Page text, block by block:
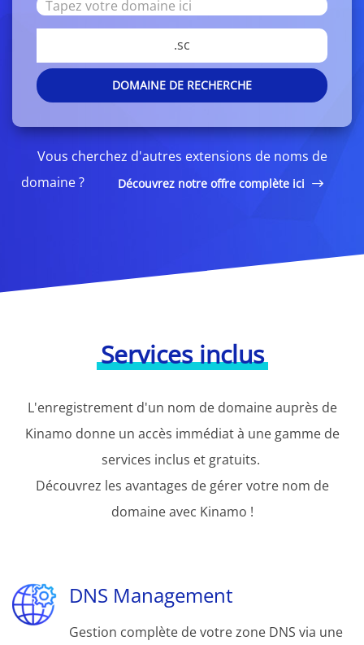
.sc
DOMAINE DE RECHERCHE
Vous cherchez d'autres extensions de noms de
domaine ?
Découvrez notre offre complète ici
Services inclus
L'enregistrement d'un nom de domaine auprès de
Kinamo donne un accès immédiat à une gamme de
services inclus et gratuits.
Découvrez les avantages de gérer votre nom de
domaine avec Kinamo !
DNS Management
Gestion complète de votre zone DNS via une